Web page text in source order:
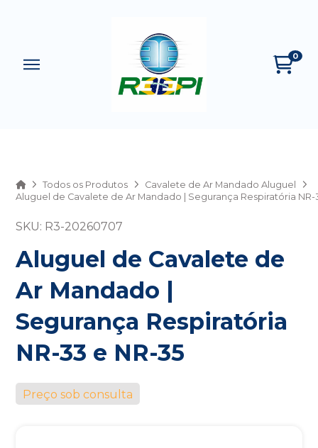
0
HomeTodos os Produtos
Cavalete de Ar Mandado Aluguel
Aluguel de Cavalete de Ar Mandado | Segurança Respiratória NR-
SKU: R3-20260707
Aluguel de Cavalete de
Ar Mandado |
Segurança Respiratória
NR-33 e NR-35
Preço sob consulta